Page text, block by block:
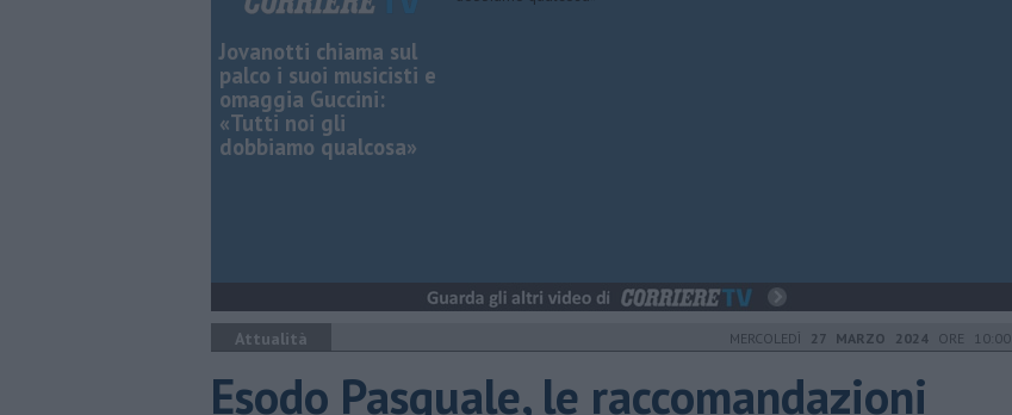
Jovanotti chiama sul
palco i suoi musicisti e
omaggia Guccini:
«Tutti noi gli
dobbiamo qualcosa»
Attualità MERCOLEDÌ 27 MARZO 2024 ORE 10:00
Esodo Pasquale, le raccomandazioni